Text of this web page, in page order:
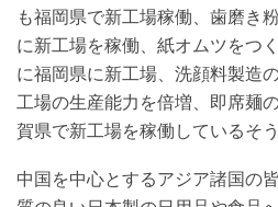
も福岡県で新工場稼働、歯磨き
に新工場を稼働、紙オムツをつ
に福岡県に新工場、洗顔料製造
工場の生産能力を倍増、即席麺
賀県で新工場を稼働しているそう
中国を中心とするアジア諸国の